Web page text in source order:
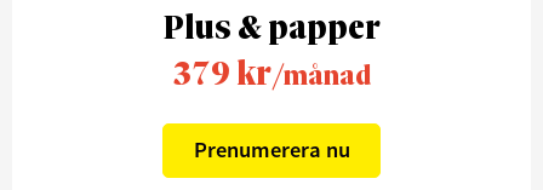
Plus & papper
379 kr/månad
Prenumerera nu